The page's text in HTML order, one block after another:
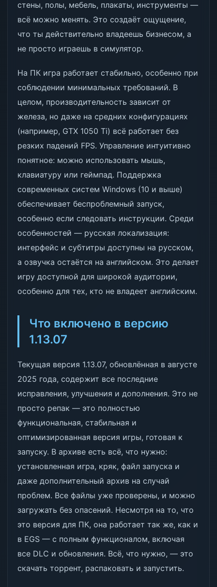
стены, полы, мебель, плакаты, инструменты —
всё можно менять. Это создаёт ощущение,
что ты действительно владеешь бизнесом, а
не просто играешь в симулятор.
На ПК игра работает стабильно, особенно при
соблюдении минимальных требований. В
целом, производительность зависит от
железа, но даже на средних конфигурациях
(например, GTX 1050 Ti) всё работает без
резких падений FPS. Управление интуитивно
понятное: можно использовать мышь,
клавиатуру или геймпад. Поддержка
современных систем Windows (10 и выше)
обеспечивает беспроблемный запуск,
особенно если следовать инструкции. Среди
особенностей — русская локализация:
интерфейс и субтитры доступны на русском,
а озвучка остаётся на английском. Это делает
игру доступной для широкой аудитории,
особенно для тех, кто не владеет английским.
Что включено в версию
1.13.07
Текущая версия 1.13.07, обновлённая в августе
2025 года, содержит все последние
исправления, улучшения и дополнения. Это не
просто репак — это полностью
функциональная, стабильная и
оптимизированная версия игры, готовая к
запуску. В архиве есть всё, что нужно:
установленная игра, кряк, файл запуска и
даже дополнительный архив на случай
проблем. Все файлы уже проверены, и можно
загружать без опасений. Несмотря на то, что
это версия для ПК, она работает так же, как и
в EGS — с полным функционалом, включая
все DLC и обновления. Всё, что нужно, — это
скачать торрент, распаковать и запустить.